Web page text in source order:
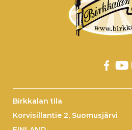
Birkkalan tila
Korvisillantie 2, Suomusjärvi